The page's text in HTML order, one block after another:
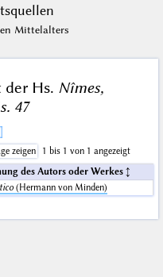
Mittelalters
Hs. Nîmes,
47
zeigen
1 bis 1 von 1 angezeigt
des Autors oder Werkes
(Hermann von Minden)